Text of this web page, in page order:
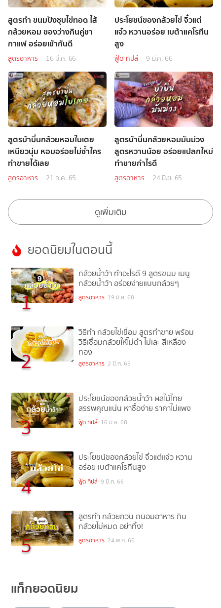
สูตรทำ ขนมปังชุบไข่ทอด ไส้
กล้วยหอม ของว่างกินคู่ชา
กาแฟ อร่อยเข้ากันดี
สูตรอาหาร 16 มี.ค. 66
ประโยชน์ของกล้วยไข่ จิ๋วแต่
แจ๋ว หวานอร่อย เบต้าแคโรทีน
สูง
ฟู้ด ทิปส์ 9 มี.ค. 66
สูตรบ้าบิ่นกล้วยหอมใบเตย
เหนียวนุ่ม หอมอร่อยไม่ซ้ำใคร
ทำขายได้เลย
สูตรอาหาร 21 ก.ค. 65
สูตรบ้าบิ่นกล้วยหอมมันม่วง
สูตรหวานน้อย อร่อยแปลกใหม่
ทำขายกำไรดี
สูตรอาหาร 24 มิ.ย. 65
ดูเพิ่มเติม
ยอดนิยมในตอนนี้
1
กล้วยน้ำว้า ทำอะไรดี 9 สูตรขนม เมนู
กล้วยน้ำว้า อร่อยง่ายแบบกล้วยๆ
สูตรอาหาร 19 มิ.ย. 68
2
วิธีทำ กล้วยไข่เชื่อม สูตรทำขาย พร้อม
วิธีเชื่อมกล้วยให้ไม่ดำ ไม่เละ สีเหลือง
ทอง
สูตรอาหาร 2 มี.ค. 65
3
ประโยชน์ของกล้วยน้ำว้า ผลไม้ไทย
สรรพคุณแน่น หาซื้อง่าย ราคาไม่แพง
ฟู้ด ทิปส์ 16 มิ.ย. 68
4
ประโยชน์ของกล้วยไข่ จิ๋วแต่แจ๋ว หวาน
อร่อย เบต้าแคโรทีนสูง
ฟู้ด ทิปส์ 9 มี.ค. 66
5
สูตรทำ กล้วยกวน ถนอมอาหาร กิน
กล้วยไม่หมด อย่าทิ้ง!
สูตรอาหาร 24 พ.ค. 66
แท็กยอดนิยม